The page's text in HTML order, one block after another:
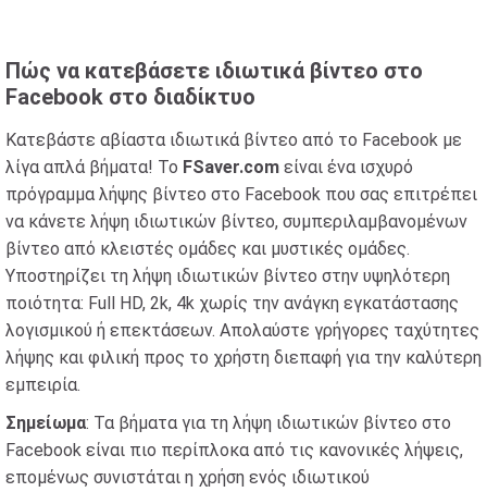
Πώς να κατεβάσετε ιδιωτικά βίντεο στο
Facebook στο διαδίκτυο
Κατεβάστε αβίαστα ιδιωτικά βίντεο από το Facebook με
λίγα απλά βήματα! Το FSaver.com είναι ένα ισχυρό
πρόγραμμα λήψης βίντεο στο Facebook που σας επιτρέπει
να κάνετε λήψη ιδιωτικών βίντεο, συμπεριλαμβανομένων
βίντεο από κλειστές ομάδες και μυστικές ομάδες.
Υποστηρίζει τη λήψη ιδιωτικών βίντεο στην υψηλότερη
ποιότητα: Full HD, 2k, 4k χωρίς την ανάγκη εγκατάστασης
λογισμικού ή επεκτάσεων. Απολαύστε γρήγορες ταχύτητες
λήψης και φιλική προς το χρήστη διεπαφή για την καλύτερη
εμπειρία.
Σημείωμα: Τα βήματα για τη λήψη ιδιωτικών βίντεο στο
Facebook είναι πιο περίπλοκα από τις κανονικές λήψεις,
επομένως συνιστάται η χρήση ενός ιδιωτικού